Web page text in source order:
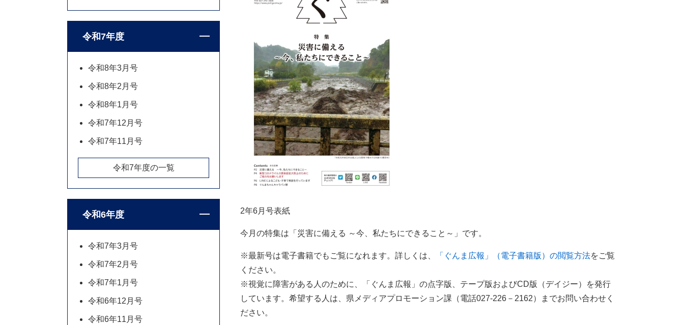
​2年6月号表紙
今月の特集は「災害に備える ～今、私たちにできること～」です。
※最新号は電子書籍でもご覧になれます。詳しくは、 「ぐんま広報」（電子書籍版）の閲覧方法をご覧
ください。
※視覚に障害がある人のために、「ぐんま広報」の点字版、テープ版およびCD版（デイジー）を発行
しています。希望する人は、県メディアプロモーション課（電話027-226－2162）までお問い合わせく
ださい。
令和7年度
令和8年3月号
令和8年2月号
令和8年1月号
令和7年12月号
令和7年11月号
令和7年度の一覧
令和6年度
令和7年3月号
令和7年2月号
令和7年1月号
令和6年12月号
令和6年11月号